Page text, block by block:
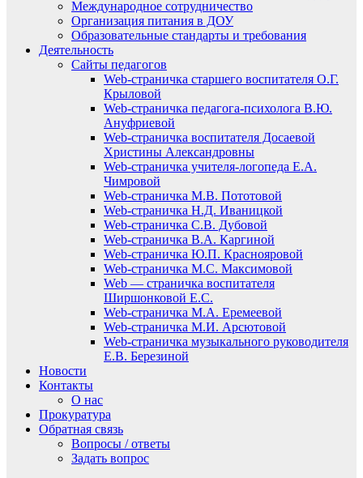
Международное сотрудничество
Организация питания в ДОУ
Образовательные стандарты и требования
Деятельность
Сайты педагогов
Web-страничка старшего воспитателя О.Г.
Крыловой
Web-страничка педагога-психолога В.Ю.
Ануфриевой
Web-страничка воспитателя Досаевой
Христины Александровны
Web-страничка учителя-логопеда Е.А.
Чимровой
Web-страничка М.В. Пототовой
Web-страничка Н.Д. Иваницкой
Web-страничка С.В. Дубовой
Web-страничка В.А. Каргиной
Web-страничка Ю.П. Краснояровой
Web-страничка М.С. Максимовой
Web — страничка воспитателя
Ширшонковой Е.С.
Web-страничка М.А. Еремеевой
Web-страничка М.И. Арсютовой
Web-страничка музыкального руководителя
Е.В. Березиной
Новости
Контакты
О нас
Прокуратура
Обратная связь
Вопросы / ответы
Задать вопрос